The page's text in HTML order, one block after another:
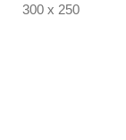
300 x 250